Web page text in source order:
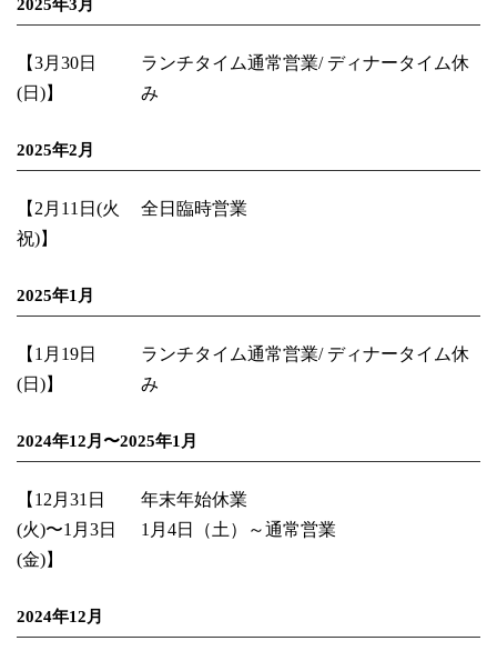
2025年3月
【3月30日
(日)】
ランチタイム通常営業/ ディナータイム休
み
2025年2月
【2月11日(火
祝)】
全日臨時営業
2025年1月
【1月19日
(日)】
ランチタイム通常営業/ ディナータイム休
み
2024年12月〜2025年1月
【12月31日
(火)〜1月3日
(金)】
年末年始休業
1月4日（土）～通常営業
2024年12月